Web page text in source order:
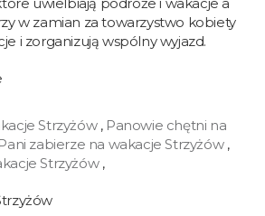
w zamian za towarzystwo kobiety
i zorganizują wspólny wyjazd.
Strzyżów , Panowie chętni na
Pani zabierze na wakacje Strzyżów ,
Strzyżów ,